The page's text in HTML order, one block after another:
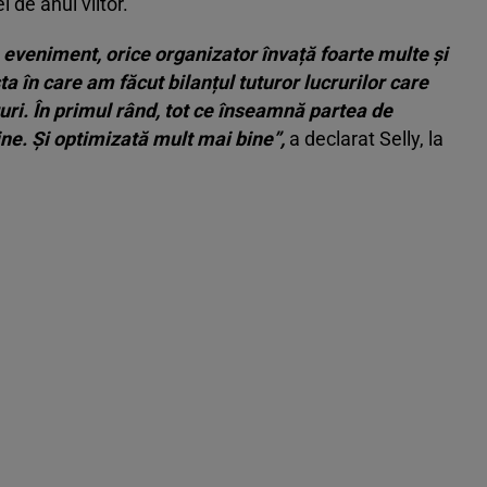
orice organizator învață foarte multe și
în care am făcut bilanțul tuturor lucrurilor care
În primul rând, tot ce înseamnă partea de
Și optimizată mult mai bine”, a declarat Selly, la